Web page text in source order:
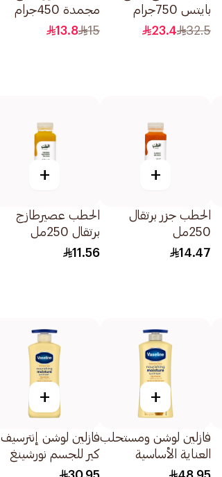
بايتس 750جرام
32.5
23.4
مجمدة 450جرام
15
13.8
+
الحطب جزر برتقال
250مل
14.47
+
الحطب عصيرطازج
برتقال 250مل
11.56
+
فازلين لوشن ومستحلب
العناية الأساسية
لإصلاح خلايا الجسم
+
فازلين لوشن إنترسيف
كير للجسم نورشينغ
مويستشر 400مل